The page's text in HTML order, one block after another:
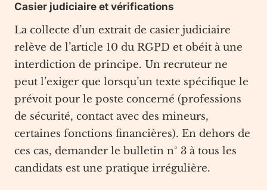
Casier judiciaire et vérifications
La collecte d’un extrait de casier judiciaire
relève de l’article 10 du RGPD et obéit à une
interdiction de principe. Un recruteur ne
peut l’exiger que lorsqu’un texte spécifique le
prévoit pour le poste concerné (professions
de sécurité, contact avec des mineurs,
certaines fonctions financières). En dehors de
ces cas, demander le bulletin n° 3 à tous les
candidats est une pratique irrégulière.